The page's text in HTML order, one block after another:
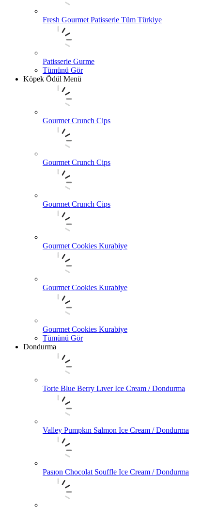
Fresh Gourmet Patisserie Tüm Türkiye
Patisserie Gurme
Tümünü Gör
Köpek Ödül Menü
Gourmet Crunch Cips
Gourmet Crunch Cips
Gourmet Crunch Cips
Gourmet Cookies Kurabiye
Gourmet Cookies Kurabiye
Gourmet Cookies Kurabiye
Tümünü Gör
Dondurma
Torte Blue Berry Lıver Ice Cream / Dondurma
Valley Pumpkın Salmon Ice Cream / Dondurma
Pasıon Chocolat Souffle Ice Cream / Dondurma